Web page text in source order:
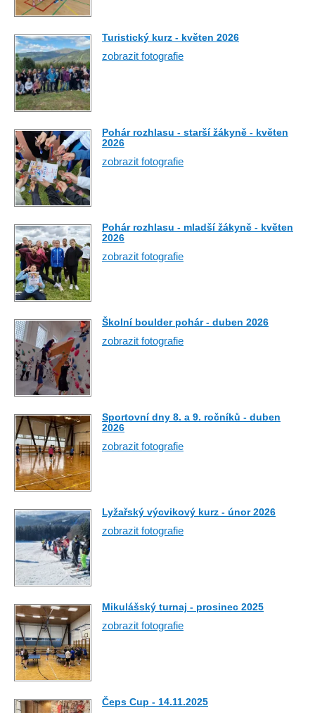
Turistický kurz - květen 2026
zobrazit fotografie
Pohár rozhlasu - starší žákyně - květen
2026
zobrazit fotografie
Pohár rozhlasu - mladší žákyně - květen
2026
zobrazit fotografie
Školní boulder pohár - duben 2026
zobrazit fotografie
Sportovní dny 8. a 9. ročníků - duben
2026
zobrazit fotografie
Lyžařský výcvikový kurz - únor 2026
zobrazit fotografie
Mikulášský turnaj - prosinec 2025
zobrazit fotografie
Čeps Cup - 14.11.2025